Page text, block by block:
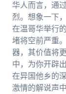
华人而言，通
烈。想象一下
在温哥华举行
堵将空前严重
器，其价值将
中，为你开辟
在异国他乡的
激情的解说声